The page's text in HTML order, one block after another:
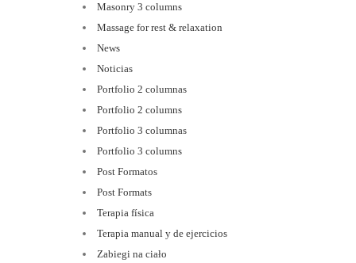
Masonry 3 columns
Massage for rest & relaxation
News
Noticias
Portfolio 2 columnas
Portfolio 2 columns
Portfolio 3 columnas
Portfolio 3 columns
Post Formatos
Post Formats
Terapia física
Terapia manual y de ejercicios
Zabiegi na ciało